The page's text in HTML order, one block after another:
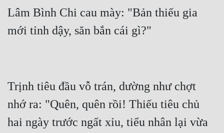
Lâm Bình Chi cau mày: "Bản thiếu gia
Trịnh tiêu đầu vỗ trán, dường như chợt
nhớ ra: "Quên, quên rồi! Thiếu tiêu chủ
hai ngày trước ngất xỉu, tiểu nhân lại vừa